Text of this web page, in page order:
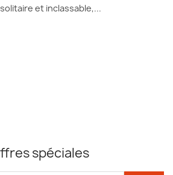
et inclassable,...
spéciales